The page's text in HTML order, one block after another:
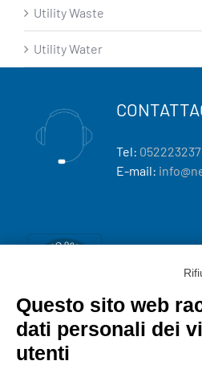
Utility Waste
Utility Water
Tel:
E-mail:
Questo sito web
dati personali dei
utenti